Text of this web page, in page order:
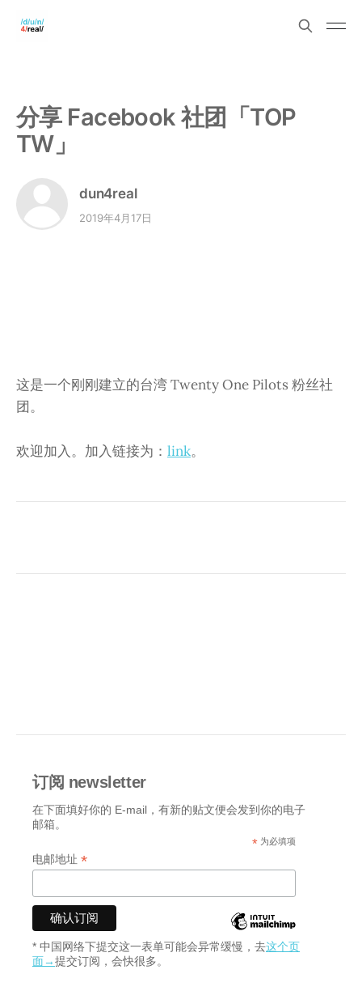
分享 Facebook 社团「TOP
TW」
dun4real
2019年4月17日
这是一个刚刚建立的台湾 Twenty One Pilots 粉丝社
团。
欢迎加入。加入链接为： link。
订阅 newsletter
在下面填好你的 E-mail，有新的贴文便会发到你的电子
邮箱。
* 为必填项
电邮地址 *
* 中国网络下提交这一表单可能会异常缓慢，去这个页
面→提交订阅，会快很多。